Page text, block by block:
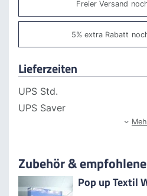
Freier Versand
5% extra Rabatt
Lieferzeiten
UPS Std.
UPS Saver
Zubehör &
Pop up Textil